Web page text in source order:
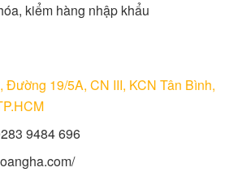
kiểm hàng nhập khẩu
Đường 19/5A, CN III, KCN Tân Bình,
9484 696